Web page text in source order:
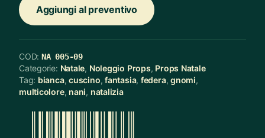
Aggiungi al preventivo
COD: NA 005-09
Categorie: Natale, Noleggio Props, Props Natale
Tag: bianca,cuscino,fantasia, federa,gnomi,
multicolore, nani, natalizia